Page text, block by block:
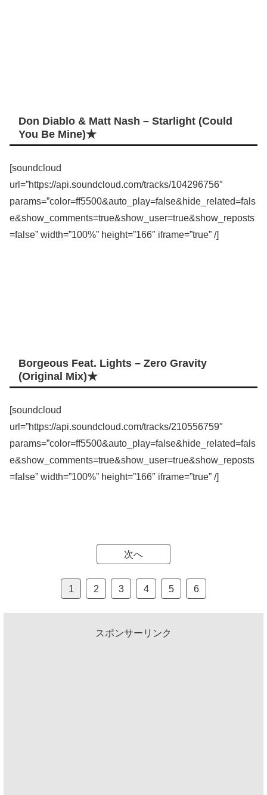
Don Diablo & Matt Nash – Starlight (Could
You Be Mine)★
[soundcloud
url=”https://api.soundcloud.com/tracks/104296756″
params=”color=ff5500&auto_play=false&hide_related=fals
e&show_comments=true&show_user=true&show_reposts
=false” width=”100%” height=”166″ iframe=”true” /]
Borgeous Feat. Lights – Zero Gravity
(Original Mix)★
[soundcloud
url=”https://api.soundcloud.com/tracks/210556759″
params=”color=ff5500&auto_play=false&hide_related=fals
e&show_comments=true&show_user=true&show_reposts
=false” width=”100%” height=”166″ iframe=”true” /]
次へ
1 2 3 4 5 6
スポンサーリンク